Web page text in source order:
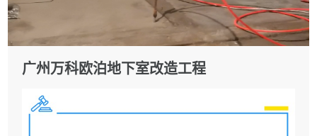
广州万科欧泊地下室改造工程